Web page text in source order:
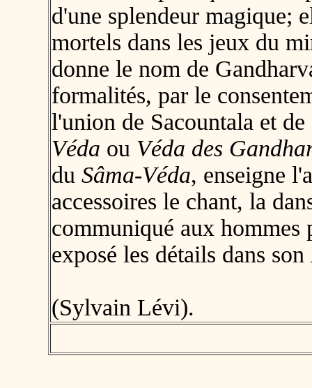
d'une splendeur magique;
mortels dans les jeux du
donne le nom de
formalités, par le
l'union de Sacountala et
Véda ou Véda des
du Sâma-Véda, enseigne
accessoires le chant, la
communiqué aux hommes
exposé les détails dans son
(Sylvain Lévi).